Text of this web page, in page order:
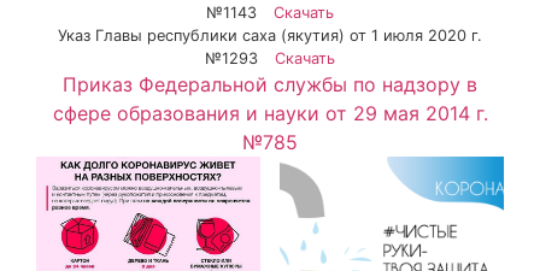
№1143
Скачать
Указ Главы республики саха (якутия) от 1 июля 2020 г.
№1293
Скачать
Приказ Федеральной службы по надзору в
сфере образования и науки от 29 мая 2014 г.
№785